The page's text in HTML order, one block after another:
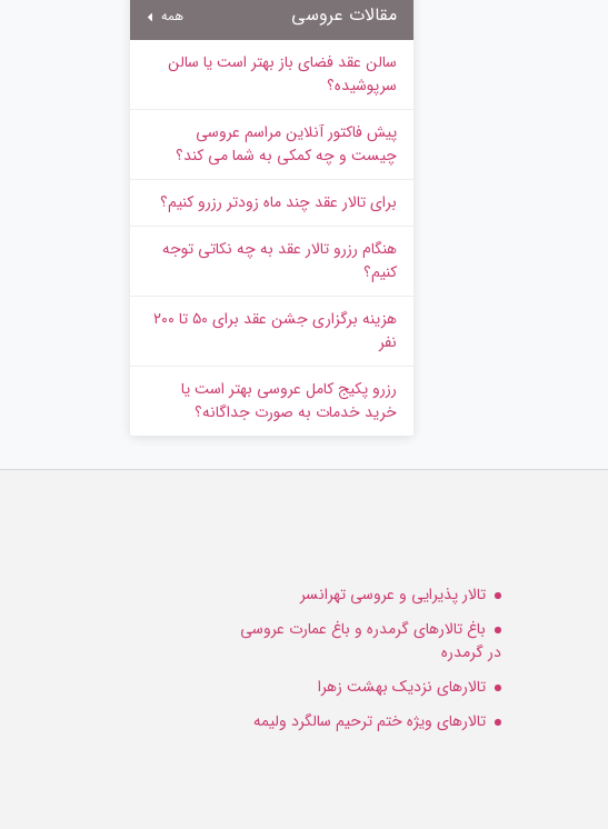
مقالات عروسی همه
سالن عقد فضای باز بهتر است یا سالن
سرپوشیده؟
پیش‌ فاکتور آنلاین مراسم عروسی
چیست و چه کمکی به شما می کند؟
برای تالار عقد چند ماه زودتر رزرو کنیم؟
هنگام رزرو تالار عقد به چه نکاتی توجه
کنیم؟
هزینه برگزاری جشن عقد برای ۵۰ تا ۲۰۰
نفر
رزرو پکیج کامل عروسی بهتر است یا
خرید خدمات به‌ صورت جداگانه؟
تالار پذیرایی و عروسی تهرانسر
باغ تالارهای گرمدره و باغ عمارت عروسی
در گرمدره
تالارهای نزدیک بهشت زهرا
تالارهای ویژه ختم ترحیم سالگرد ولیمه